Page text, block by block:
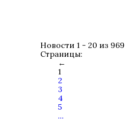
Новости 1 - 20 из 969
Страницы:
←
1
2
3
4
5
...